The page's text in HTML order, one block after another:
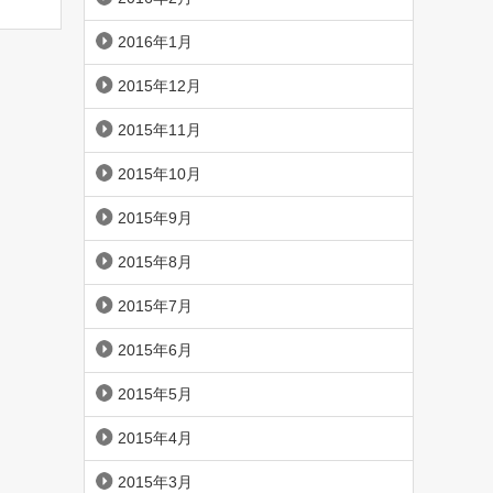
2016年1月
2015年12月
2015年11月
2015年10月
2015年9月
2015年8月
2015年7月
2015年6月
2015年5月
2015年4月
2015年3月